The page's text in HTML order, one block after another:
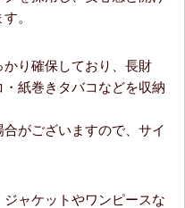
。
り確保しており、長財
紙巻きタバコなどを収納
がございますので、サイ
ャケットやワンピースな